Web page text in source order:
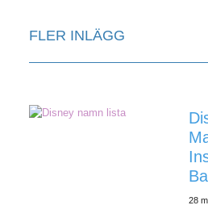
FLER INLÄGG
28